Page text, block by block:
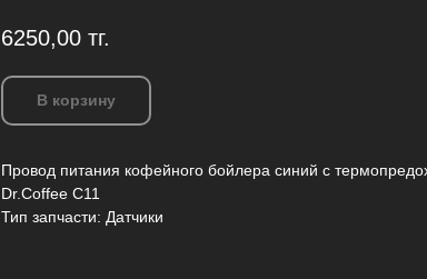
6250,00 тг.
В корзину
Провод питания кофейного бойлера синий с
Dr.Coffee C11
Тип запчасти: Датчики